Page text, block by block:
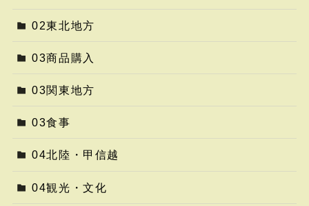
02東北地方
03商品購入
03関東地方
03食事
04北陸・甲信越
04観光・文化